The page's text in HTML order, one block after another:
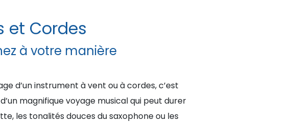
et Cordes
à votre manière
d’un instrument à vent ou à cordes, c’est
magnifique voyage musical qui peut durer
les tonalités douces du saxophone ou les